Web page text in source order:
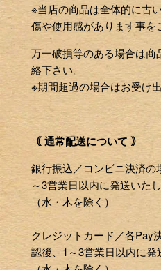
※当店の商品は全体的に古
傷や使用感があります事を
万一破損等のある場合は商
絡下さい。
※期間超過の場合はお受け
｟ 通常配送について ｠
銀行振込／コンビニ決済の
～3営業日以内に発送いた
（水・木を除く）
クレジットカード／各Pay
認後、1～3営業日以内に発